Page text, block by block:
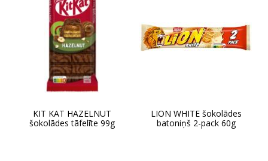
KIT KAT HAZELNUT
šokolādes tāfelīte 99g
LION WHITE šokolādes
batoniņš 2-pack 60g